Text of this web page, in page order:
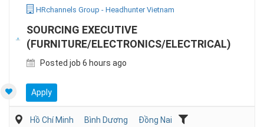
HRchannels Group - Headhunter Vietnam
SOURCING EXECUTIVE
(FURNITURE/ELECTRONICS/ELECTRICAL)
Posted job 6 hours ago
Apply
Hồ Chí Minh Bình Dương
Đồng Nai